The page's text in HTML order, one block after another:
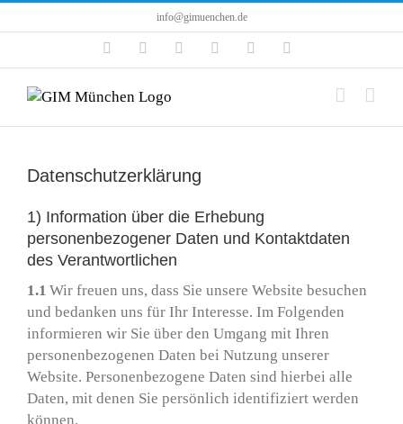
Inhalt
info@gimuenchen.de
FacebookInstagramLinkedIn YouTube
Datenschutzerklärung
1) Information über die Erhebung
personenbezogener Daten und Kontaktdaten
des Verantwortlichen
1.1 Wir freuen uns, dass Sie unsere Website besuchen
und bedanken uns für Ihr Interesse. Im Folgenden
informieren wir Sie über den Umgang mit Ihren
personenbezogenen Daten bei Nutzung unserer
Website. Personenbezogene Daten sind hierbei alle
Daten, mit denen Sie persönlich identifiziert werden
können.